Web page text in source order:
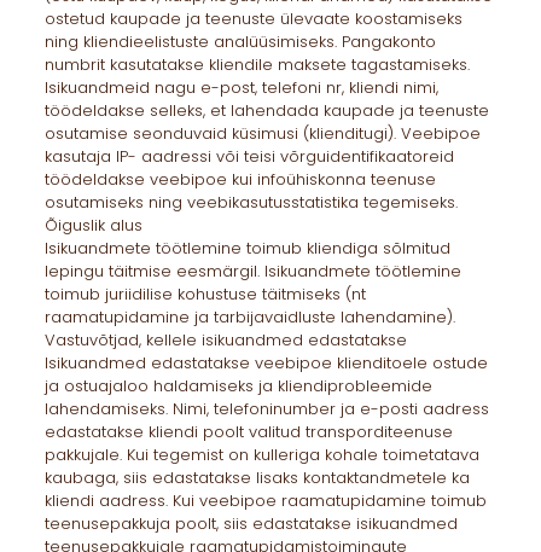
ostetud kaupade ja teenuste ülevaate koostamiseks
ning kliendieelistuste analüüsimiseks. Pangakonto
numbrit kasutatakse kliendile maksete tagastamiseks.
Isikuandmeid nagu e-post, telefoni nr, kliendi nimi,
töödeldakse selleks, et lahendada kaupade ja teenuste
osutamise seonduvaid küsimusi (klienditugi). Veebipoe
kasutaja IP- aadressi või teisi võrguidentifikaatoreid
töödeldakse veebipoe kui infoühiskonna teenuse
osutamiseks ning veebikasutusstatistika tegemiseks.
Õiguslik alus
Isikuandmete töötlemine toimub kliendiga sõlmitud
lepingu täitmise eesmärgil. Isikuandmete töötlemine
toimub juriidilise kohustuse täitmiseks (nt
raamatupidamine ja tarbijavaidluste lahendamine).
Vastuvõtjad, kellele isikuandmed edastatakse
Isikuandmed edastatakse veebipoe klienditoele ostude
ja ostuajaloo haldamiseks ja kliendiprobleemide
lahendamiseks. Nimi, telefoninumber ja e-posti aadress
edastatakse kliendi poolt valitud transporditeenuse
pakkujale. Kui tegemist on kulleriga kohale toimetatava
kaubaga, siis edastatakse lisaks kontaktandmetele ka
kliendi aadress. Kui veebipoe raamatupidamine toimub
teenusepakkuja poolt, siis edastatakse isikuandmed
teenusepakkujale raamatupidamistoimingute